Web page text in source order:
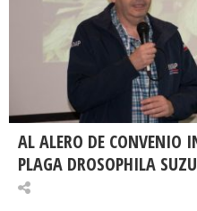
AL ALERO DE CONVENIO
PLAGA DROSOPHILA